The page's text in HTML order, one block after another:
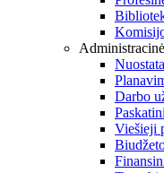
Darbo
Viešieji